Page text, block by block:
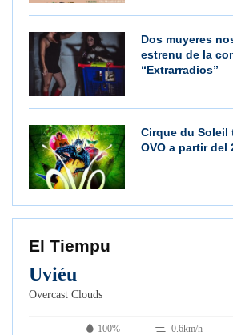
Dos muyeres
estrenu de la
“Extrarradios”
Cirque du Soleil
OVO a partir del
El Tiempu
Uviéu
Overcast Clouds
100% 0.6km/h